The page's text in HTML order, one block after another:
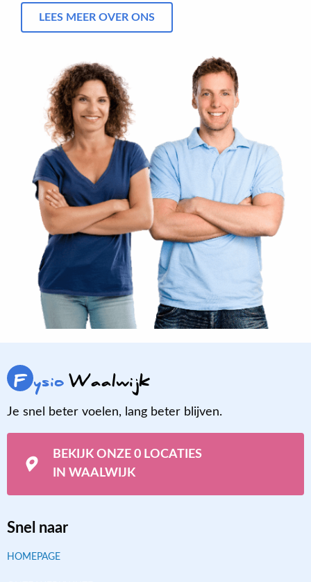
LEES MEER OVER ONS
F ysioWaalwijk
Je snel beter voelen, lang beter blijven.
BEKIJK ONZE 0 LOCATIES
IN WAALWIJK
Snel naar
HOMEPAGE